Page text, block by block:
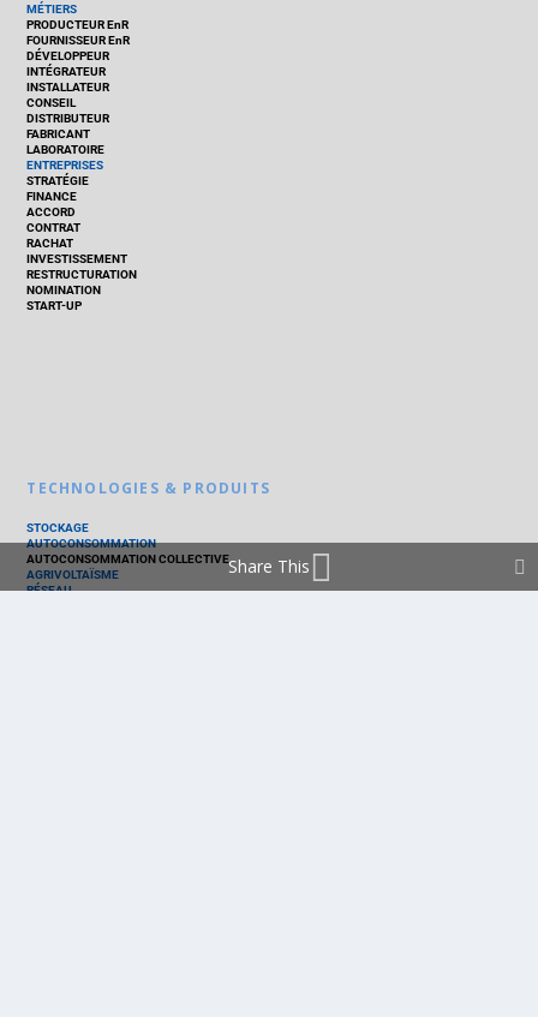
MÉTIERS
PRODUCTEUR EnR
FOURNISSEUR EnR
DÉVELOPPEUR
INTÉGRATEUR
INSTALLATEUR
CONSEIL
DISTRIBUTEUR
FABRICANT
LABORATOIRE
ENTREPRISES
STRATÉGIE
FINANCE
ACCORD
CONTRAT
RACHAT
INVESTISSEMENT
RESTRUCTURATION
NOMINATION
START-UP
TECHNOLOGIES & PRODUITS
STOCKAGE
AUTOCONSOMMATION
AUTOCONSOMMATION COLLECTIVE
AGRIVOLTAÏSME
RÉSEAU
Share This